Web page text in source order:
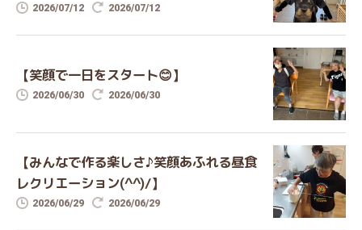
2026/07/12 2026/07/12
【笑顔で一日をスタート😊】
2026/06/30 2026/06/30
【みんなで作る楽しさ♪笑顔あふれる昼食
レクリエーション(^^)/】
2026/06/29 2026/06/29